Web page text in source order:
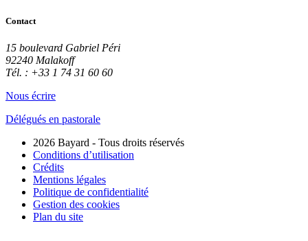
Contact
15 boulevard Gabriel Péri
92240 Malakoff
Tél. : +33 1 74 31 60 60
Nous écrire
Délégués en pastorale
2026 Bayard - Tous droits réservés
Conditions d’utilisation
Crédits
Mentions légales
Politique de confidentialité
Gestion des cookies
Plan du site